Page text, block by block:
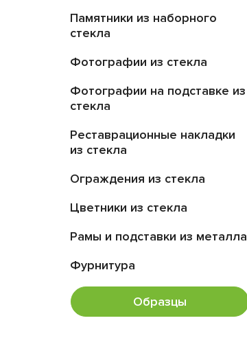
Памятники из наборного
стекла
Фотографии из стекла
Фотографии на подставке из
стекла
Реставрационные накладки
из стекла
Ограждения из стекла
Цветники из стекла
Рамы и подставки из металла
Фурнитура
Образцы